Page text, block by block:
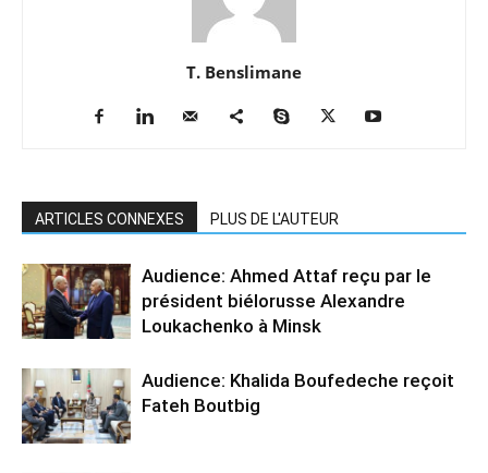
T. Benslimane
ARTICLES CONNEXES PLUS DE L'AUTEUR
Audience: Ahmed Attaf reçu par le
président biélorusse Alexandre
Loukachenko à Minsk
Audience: Khalida Boufedeche reçoit
Fateh Boutbig